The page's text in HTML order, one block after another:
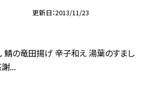
更新日 2013/11/23
の竜田揚げ 辛子和え 湯葉のすまし
...